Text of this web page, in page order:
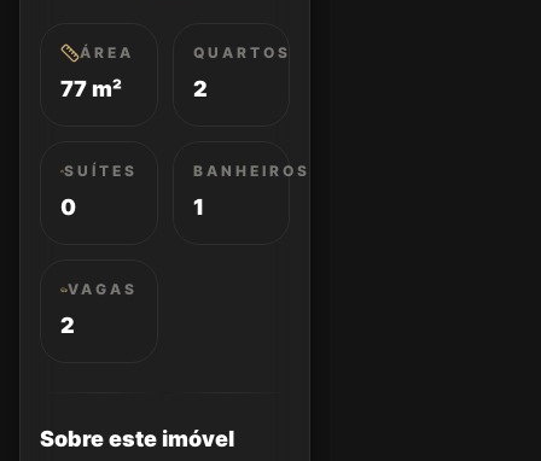
ÁREA
77 m²
QUARTOS
2
SUÍTES
0
BANHEIROS
1
VAGAS
2
Sobre este imóvel